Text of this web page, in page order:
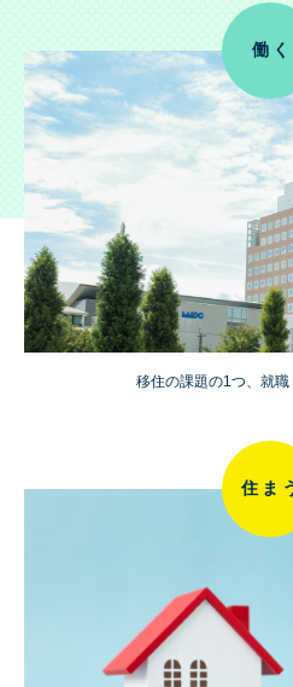
働く
移住の課題の1つ、就
住ま